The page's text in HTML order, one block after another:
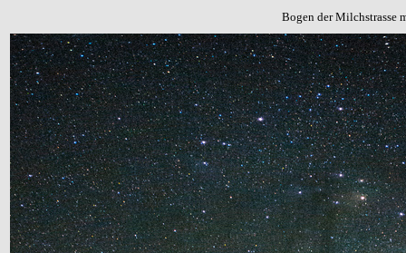
Bogen der Milchstrasse